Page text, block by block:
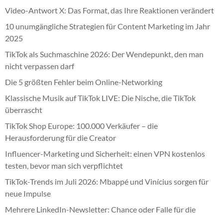
Video-Antwort X: Das Format, das Ihre Reaktionen verändert
10 unumgängliche Strategien für Content Marketing im Jahr
2025
TikTok als Suchmaschine 2026: Der Wendepunkt, den man
nicht verpassen darf
Die 5 größten Fehler beim Online-Networking
Klassische Musik auf TikTok LIVE: Die Nische, die TikTok
überrascht
TikTok Shop Europe: 100.000 Verkäufer – die
Herausforderung für die Creator
Influencer-Marketing und Sicherheit: einen VPN kostenlos
testen, bevor man sich verpflichtet
TikTok-Trends im Juli 2026: Mbappé und Vinícius sorgen für
neue Impulse
Mehrere LinkedIn-Newsletter: Chance oder Falle für die